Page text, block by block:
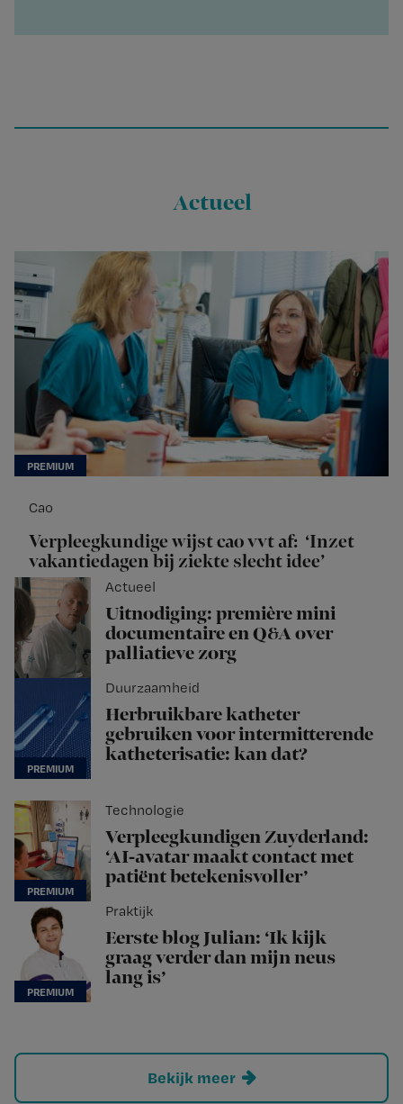
Actueel
Cao
Verpleegkundige wijst cao vvt af: ‘Inzet
vakantiedagen bij ziekte slecht idee’
Actueel
Uitnodiging: première mini
documentaire en Q&A over
palliatieve zorg
Duurzaamheid
Herbruikbare katheter
gebruiken voor intermitterende
katheterisatie: kan dat?
Technologie
Verpleegkundigen Zuyderland:
‘AI-avatar maakt contact met
patiënt betekenisvoller’
Praktijk
Eerste blog Julian: ‘Ik kijk
graag verder dan mijn neus
lang is’
Bekijk meer